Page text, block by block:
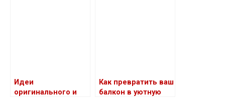
Идеи
оригинального и
Как превратить ваш
балкон в уютную